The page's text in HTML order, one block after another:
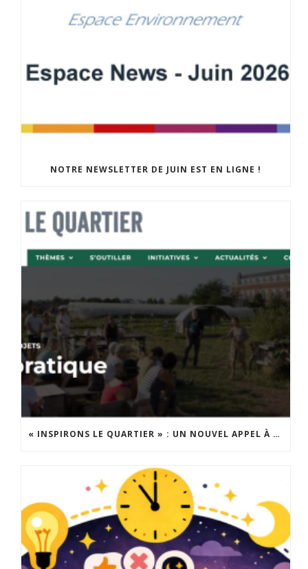
NOTRE NEWSLETTER DE JUIN EST EN LIGNE !
« INSPIRONS LE QUARTIER » : UN NOUVEL APPEL À PROJETS EST LANCÉ !